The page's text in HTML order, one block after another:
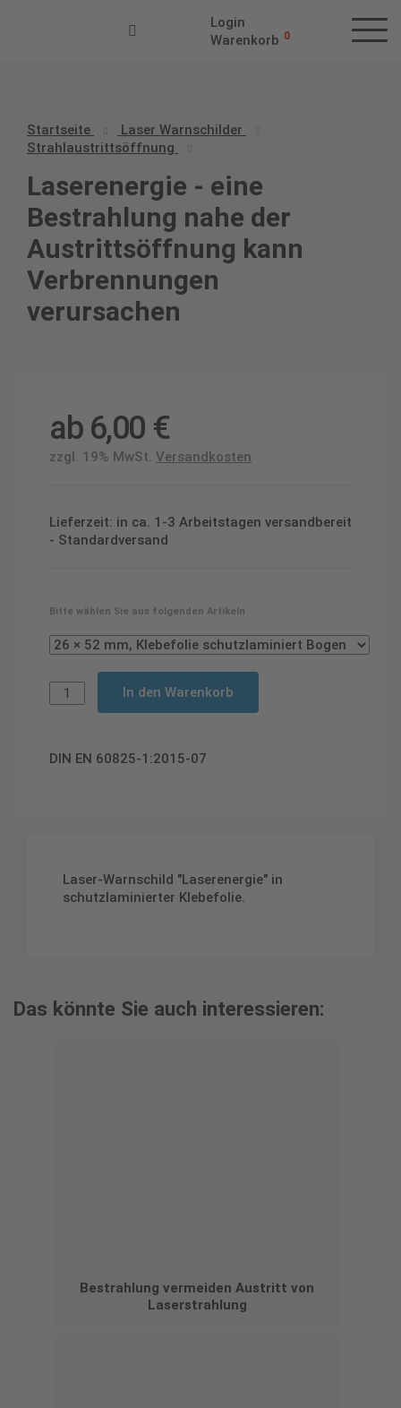
Login
Warenkorb 0
Startseite
Laser Warnschilder
Strahlaustrittsöffnung
Laserenergie - eine
Bestrahlung nahe der
Austrittsöffnung kann
Verbrennungen
verursachen
ab 6,00 €
zzgl. 19% MwSt. Versandkosten
Lieferzeit: in ca. 1-3 Arbeitstagen versandbereit
- Standardversand
Bitte wählen Sie aus folgenden Artikeln
In den Warenkorb
DIN EN 60825-1:2015-07
Laser-Warnschild "Laserenergie" in
schutzlaminierter Klebefolie.
Das könnte Sie auch interessieren:
Bestrahlung vermeiden Austritt von
Laserstrahlung